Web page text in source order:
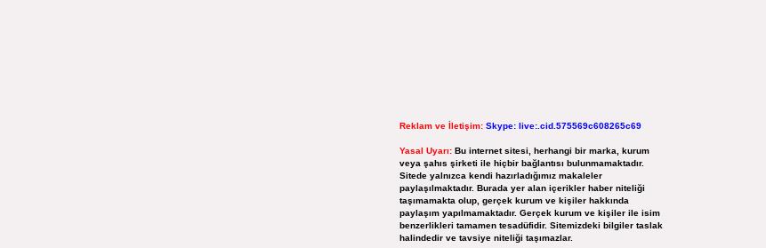
Reklam ve İletişim: Skype: live:.cid.575569c608265c69
Yasal Uyarı: Bu internet sitesi, herhangi bir marka, kurum
veya şahıs şirketi ile hiçbir bağlantısı bulunmamaktadır.
Sitede yalnızca kendi hazırladığımız makaleler
paylaşılmaktadır. Burada yer alan içerikler haber niteliği
taşımamakta olup, gerçek kurum ve kişiler hakkında
paylaşım yapılmamaktadır. Gerçek kurum ve kişiler ile isim
benzerlikleri tamamen tesadüfidir. Sitemizdeki bilgiler taslak
halindedir ve tavsiye niteliği taşımazlar.